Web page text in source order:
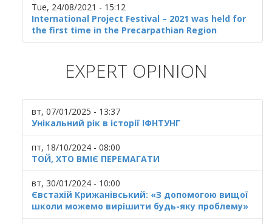
Tue, 24/08/2021 - 15:12
International Project Festival – 2021 was held for
the first time in the Precarpathian Region
EXPERT OPINION
вт, 07/01/2025 - 13:37
Унікальний рік в історії ІФНТУНГ
пт, 18/10/2024 - 08:00
ТОЙ, ХТО ВМІЄ ПЕРЕМАГАТИ
вт, 30/01/2024 - 10:00
Євстахій Крижанівський: «З допомогою вищої
школи можемо вирішити будь-яку проблему»